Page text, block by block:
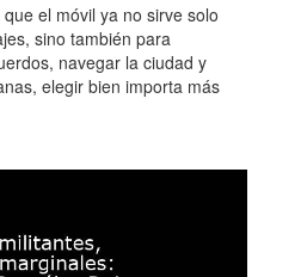
el móvil ya no sirve solo
sino también para
navegar la ciudad y
elegir bien importa más